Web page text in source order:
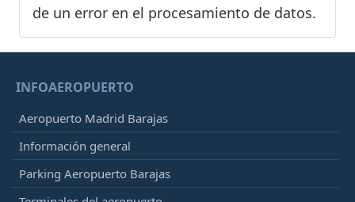
de un error en el procesamiento de datos.
INFOAEROPUERTO
Aeropuerto Madrid Barajas
Información general
Parking Aeropuerto Barajas